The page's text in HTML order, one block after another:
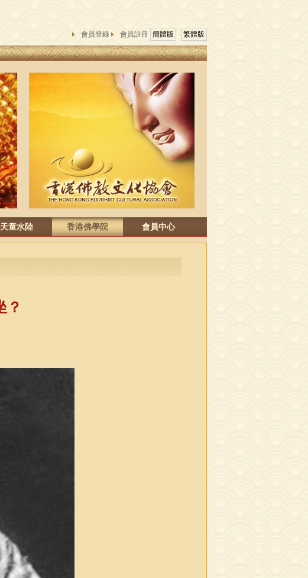
會員登錄 會員註冊 簡體版 繁體版
天童水陸 香港佛學院 會員中心
？